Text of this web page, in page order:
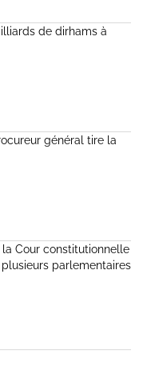
de dirhams à
général tire la
Cour constitutionnelle
parlementaires